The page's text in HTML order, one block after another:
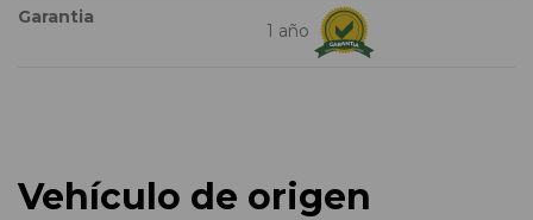
Garantia
1 año
Vehículo de origen